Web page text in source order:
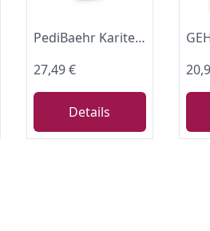
PediBaehr Karitecreme Forte Fuß Creme mit Panthenol, 500 ml Pumpe Spender
27,49 €
Details